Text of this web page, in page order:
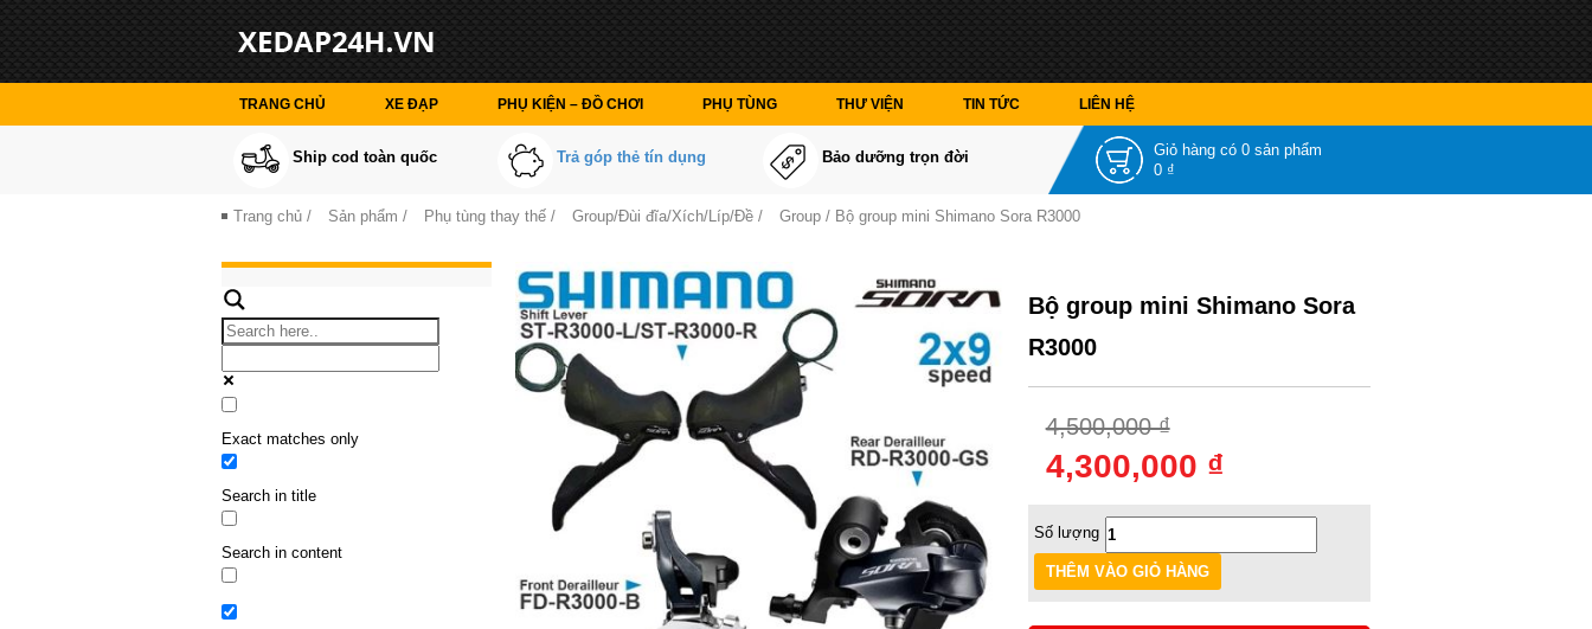
TRANG CHỦ XE ĐẠP PHỤ KIỆN – ĐỒ CHƠI PHỤ TÙNG THƯ VIỆN TIN TỨC LIÊN HỆ
Ship cod toàn quốc Trả góp thẻ tín dụng Bảo dưỡng trọn đời Giỏ hàng có 0 sản phẩm
0 ₫
Trang chủ / Sản phẩm / Phụ tùng thay thế / Group/Đùi đĩa/Xích/Líp/Đề / Group / Bộ group mini Shimano Sora R3000
Exact matches only
Search in title
Search in content
Bộ group mini Shimano Sora
R3000
4,500,000 ₫
4,300,000 ₫
Số lượng